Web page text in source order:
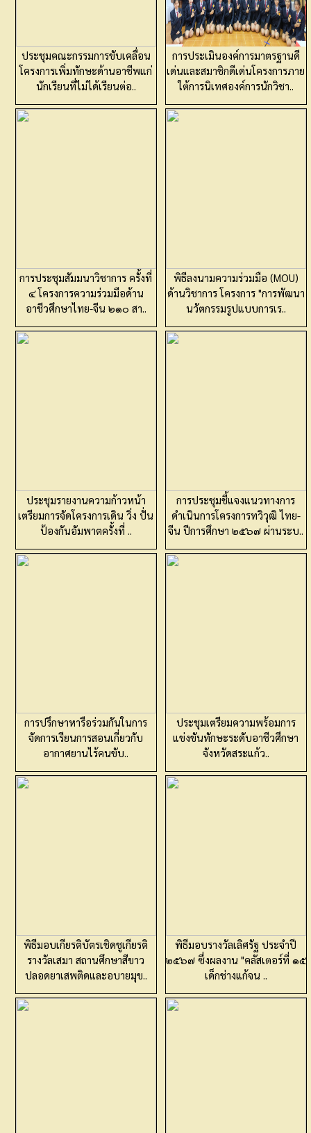
ประชุมคณะกรรมการขับเคลื่อน
โครงการเพิ่มทักษะด้านอาชีพแก่
นักเรียนที่ไม่ได้เรียนต่อ..
การประเมินองค์การมาตรฐานดี
เด่นและสมาชิกดีเด่นโครงการภาย
ใต้การนิเทศองค์การนักวิชา..
การประชุมสัมมนาวิชาการ ครั้งที่
๔ โครงการความร่วมมือด้าน
อาชีวศึกษาไทย-จีน ๒๑๐ สา..
พิธีลงนามความร่วมมือ (MOU)
ด้านวิชาการ โครงการ "การพัฒนา
นวัตกรรมรูปแบบการเร..
ประชุมรายงานความก้าวหน้า
เตรียมการจัดโครงการเดิน วิ่ง ปั่น
ป้องกันอัมพาตครั้งที่ ..
การประชุมชี้แจงแนวทางการ
ดำเนินการโครงการทวิวุฒิ ไทย-
จีน ปีการศึกษา ๒๕๖๗ ผ่านระบ..
การปรึกษาหารือร่วมกันในการ
จัดการเรียนการสอนเกี่ยวกับ
อากาศยานไร้คนขับ..
ประชุมเตรียมความพร้อมการ
แข่งขันทักษะระดับอาชีวศึกษา
จังหวัดสระแก้ว..
พิธีมอบเกียรติบัตรเชิดชูเกียรติ
รางวัลเสมา สถานศึกษาสีขาว
ปลอดยาเสพติดและอบายมุข..
พิธีมอบรางวัลเลิศรัฐ ประจำปี
๒๕๖๗ ซึ่งผลงาน "คลัสเตอร์ที่ ๑๕
เด็กช่างแก้จน ..